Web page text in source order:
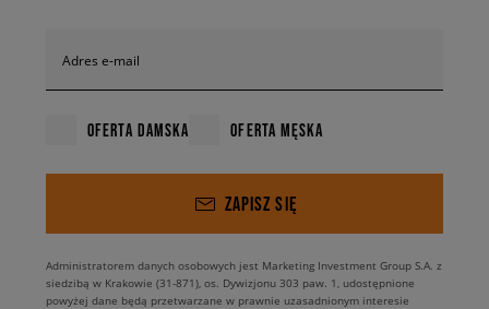
Adres e-mail
OFERTA DAMSKA OFERTA MĘSKA
ZAPISZ SIĘ
Administratorem danych osobowych jest Marketing Investment Group S.A. z
siedzibą w Krakowie (31-871), os. Dywizjonu 303 paw. 1, udostępnione
powyżej dane będą przetwarzane w prawnie uzasadnionym interesie